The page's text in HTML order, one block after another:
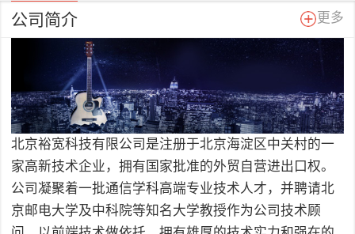
公司简介 更多
北京裕宽科技有限公司是注册于北京海淀区中关村的一
家高新技术企业，拥有国家批准的外贸自营进出口权。
公司凝聚着一批通信学科高端专业技术人才，并聘请北
京邮电大学及中科院等知名大学教授作为公司技术顾